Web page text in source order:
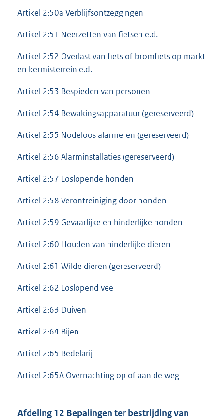
Artikel 2:50a Verblijfsontzeggingen
Artikel 2:51 Neerzetten van fietsen e.d.
Artikel 2:52 Overlast van fiets of bromfiets op markt
en kermisterrein e.d.
Artikel 2:53 Bespieden van personen
Artikel 2:54 Bewakingsapparatuur (gereserveerd)
Artikel 2:55 Nodeloos alarmeren (gereserveerd)
Artikel 2:56 Alarminstallaties (gereserveerd)
Artikel 2:57 Loslopende honden
Artikel 2:58 Verontreiniging door honden
Artikel 2:59 Gevaarlijke en hinderlijke honden
Artikel 2:60 Houden van hinderlijke dieren
Artikel 2:61 Wilde dieren (gereserveerd)
Artikel 2:62 Loslopend vee
Artikel 2:63 Duiven
Artikel 2:64 Bijen
Artikel 2:65 Bedelarij
Artikel 2:65A Overnachting op of aan de weg
Afdeling 12 Bepalingen ter bestrijding van